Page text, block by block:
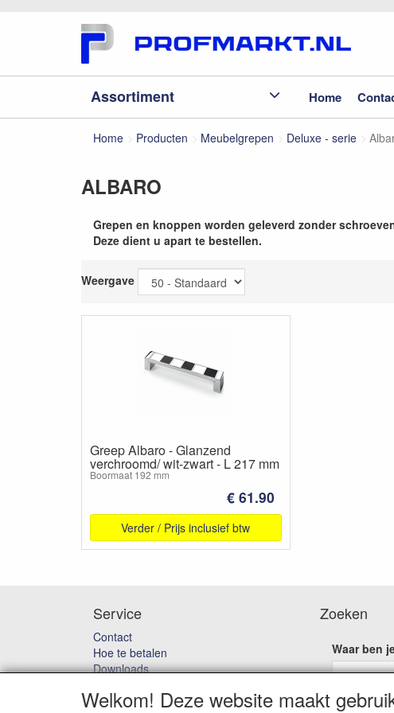
Assortiment Home
Home Producten Meubelgrepen Deluxe - serie
ALBARO
Grepen en knoppen worden geleverd zonder
Deze dient u apart te bestellen.
Weergave
Greep Albaro - Glanzend
verchroomd/ wit-zwart - L 217 mm
Boormaat 192 mm
€ 61.90
Verder / Prijs inclusief btw
Service
Contact
Hoe te betalen
Downloads
Garantie en klachten
Zoeken
Waar ben
Welkom! Deze website maakt